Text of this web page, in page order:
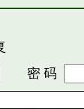
密 码